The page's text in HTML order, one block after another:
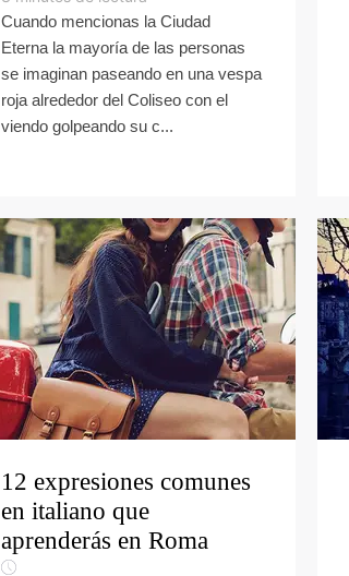
Cuando mencionas la Ciudad
Eterna la mayoría de las personas
se imaginan paseando en una vespa
roja alrededor del Coliseo con el
viendo golpeando su c...
12 expresiones comunes
en italiano que
aprenderás en Roma